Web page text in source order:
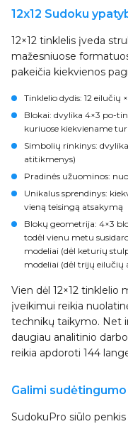
12x12 Sudoku
12×12 tinklelis įveda
mažesniuose
pakeičia kiekvienos
Tinklelio dydis: 12 eilučių
Blokai: dvylika 4×3 po-
kuriuose kiekviename
Simbolių rinkinys:
atitikmenys)
Pradinės užuominos:
Unikalus sprendinys:
vieną teisingą atsakymą
Blokų geometrija: 4×3
todėl vienu metu
modeliai (dėl keturių
modeliai (dėl trijų eilučių
Vien dėl 12×12
įveikimui reikia
technikų taikymo. Net
daugiau analitinio
reikia apdoroti 144
Galimi
SudokuPro siūlo